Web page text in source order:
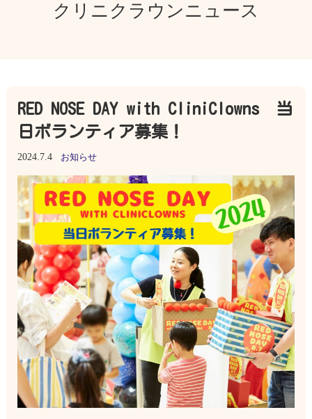
クリニクラウンニュース
RED NOSE DAY with CliniClowns 当
日ボランティア募集！
2024.7.4 お知らせ